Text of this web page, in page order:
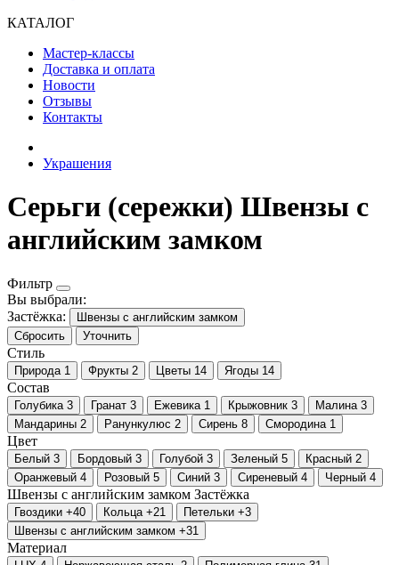
КАТАЛОГ
Мастер-классы
Доставка и оплата
Новости
Отзывы
Контакты
Украшения
Серьги (сережки) Швензы с
английским замком
Фильтр
Вы выбрали:
Застёжка:
Швензы с английским замком
Сбросить
Уточнить
Стиль
Природа 1 Фрукты 2 Цветы 14 Ягоды 14
Состав
Голубика 3 Гранат 3 Ежевика 1 Крыжовник 3 Малина 3
Мандарины 2 Ранункулюс 2 Сирень 8 Смородина 1
Цвет
Белый 3 Бордовый 3 Голубой 3 Зеленый 5 Красный 2
Оранжевый 4 Розовый 5 Синий 3 Сиреневый 4 Черный 4
Швензы с английским замком Застёжка
Гвоздики +40 Кольца +21 Петельки +3
Швензы с английским замком +31
Материал